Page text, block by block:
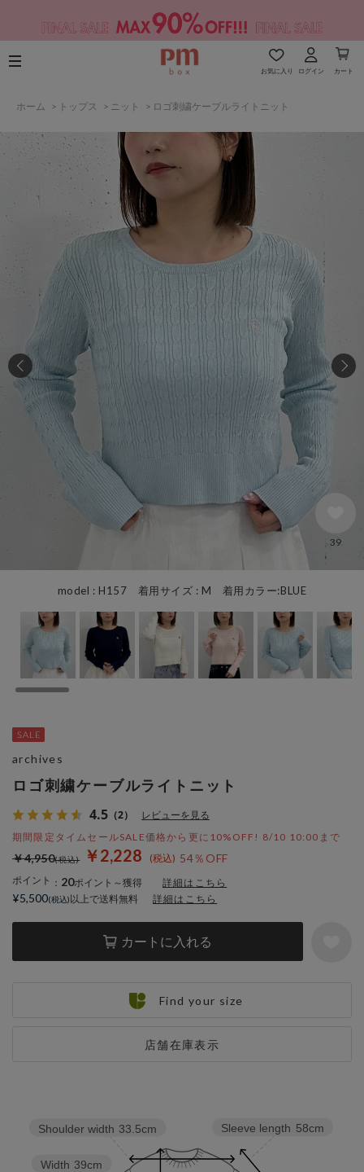
お気に入り ログイン カート
ホーム > トップス > ニット > ロゴ刺繍ケーブルライトニット
model : H157 着用サイズ : M 着用カラー:BLUE
39
ロゴ刺繍ケーブルライトニット
4.5 （2） レビューを見る
期間限定タイムセールSALE価格から更に10%OFF! 8/10 10:00まで
￥2,228 54％OFF
￥4,950
ポイント ： 20ポイント～獲得 詳細はこちら
カートに入れる
店舗在庫表示
archives
¥5,500 以上で送料無料 詳細はこちら
Find your size
Sleeve length 58cm
Width 39cm
Shoulder width 33.5cm